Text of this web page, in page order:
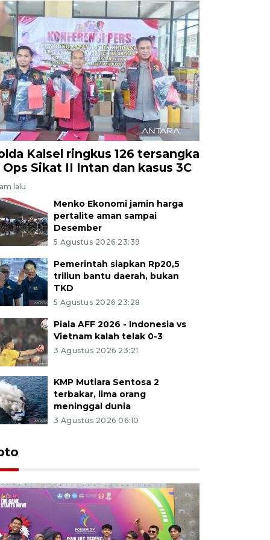
Kalsel ringkus 126 tersangka
Ops Sikat II Intan dan kasus 3C
lalu
Menko Ekonomi jamin harga
pertalite aman sampai
Desember
5 Agustus 2026 23:39
Pemerintah siapkan Rp20,5
triliun bantu daerah, bukan
TKD
5 Agustus 2026 23:28
Piala AFF 2026 - Indonesia vs
Vietnam kalah telak 0-3
3 Agustus 2026 23:21
KMP Mutiara Sentosa 2
terbakar, lima orang
meninggal dunia
3 Agustus 2026 06:10